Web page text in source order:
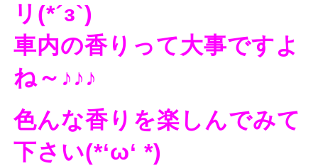
リ(*´з`)
車内の香りって大事ですよ
ね～♪♪♪
色んな香りを楽しんでみて
下さい(*‘ω‘ *)